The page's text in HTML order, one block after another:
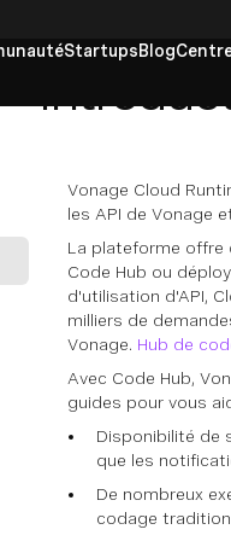
StartupsBlog
Vonage Cloud
les API de Vonage
La plateforme offre
Code Hub ou
d'utilisation d'API,
milliers de
Vonage. Hub de
Avec Code Hub,
guides pour vous
Disponibilité de
que les
De nombreux
codage